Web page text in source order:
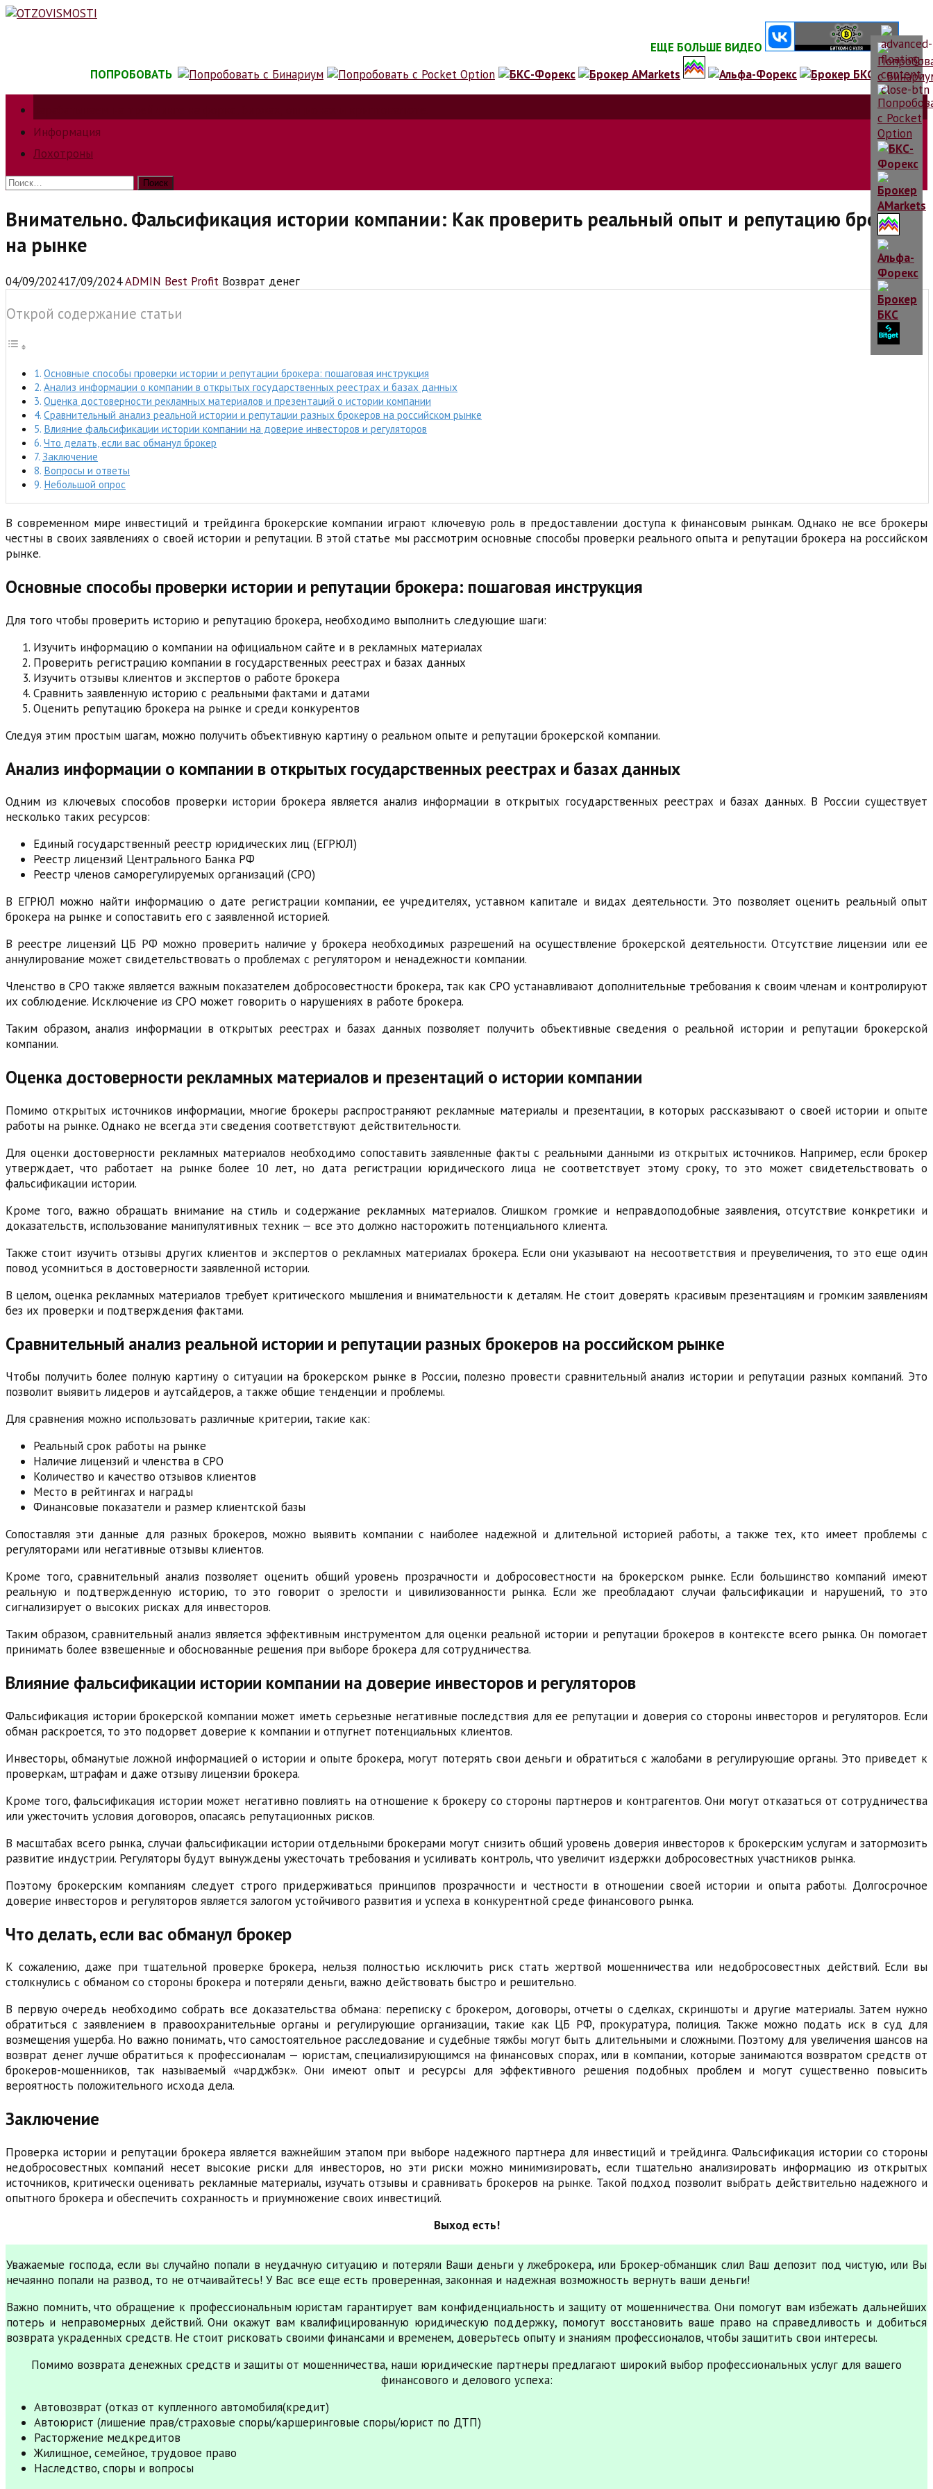
Skip
ЕЩЕ БОЛЬШЕ ВИДЕО
ПОПРОБОВАТЬ
Информация
Лохотроны
Найти:
Внимательно. Фальсификация истории компании: Как проверить реальный опыт и репутацию брокера
на рынке
04/09/202417/09/2024ADMIN Best Profit Возврат денег
Открой содержание статьи
Основные способы проверки истории и репутации брокера: пошаговая инструкция
Анализ информации о компании в открытых государственных реестрах и базах данных
Оценка достоверности рекламных материалов и презентаций о истории компании
Сравнительный анализ реальной истории и репутации разных брокеров на российском рынке
Влияние фальсификации истории компании на доверие инвесторов и регуляторов
Что делать, если вас обманул брокер
Заключение
Вопросы и ответы
Небольшой опрос
В современном мире инвестиций и трейдинга брокерские компании играют ключевую роль в предоставлении доступа к финансовым рынкам. Однако не все брокеры
честны в своих заявлениях о своей истории и репутации. В этой статье мы рассмотрим основные способы проверки реального опыта и репутации брокера на российском
рынке.
Основные способы проверки истории и репутации брокера: пошаговая инструкция
Для того чтобы проверить историю и репутацию брокера, необходимо выполнить следующие шаги:
Изучить информацию о компании на официальном сайте и в рекламных материалах
Проверить регистрацию компании в государственных реестрах и базах данных
Изучить отзывы клиентов и экспертов о работе брокера
Сравнить заявленную историю с реальными фактами и датами
Оценить репутацию брокера на рынке и среди конкурентов
Следуя этим простым шагам, можно получить объективную картину о реальном опыте и репутации брокерской компании.
Анализ информации о компании в открытых государственных реестрах и базах данных
Одним из ключевых способов проверки истории брокера является анализ информации в открытых государственных реестрах и базах данных. В России существует
несколько таких ресурсов:
Единый государственный реестр юридических лиц (ЕГРЮЛ)
Реестр лицензий Центрального Банка РФ
Реестр членов саморегулируемых организаций (СРО)
В ЕГРЮЛ можно найти информацию о дате регистрации компании, ее учредителях, уставном капитале и видах деятельности. Это позволяет оценить реальный опыт
брокера на рынке и сопоставить его с заявленной историей.
В реестре лицензий ЦБ РФ можно проверить наличие у брокера необходимых разрешений на осуществление брокерской деятельности. Отсутствие лицензии или ее
аннулирование может свидетельствовать о проблемах с регулятором и ненадежности компании.
Членство в СРО также является важным показателем добросовестности брокера, так как СРО устанавливают дополнительные требования к своим членам и контролируют
их соблюдение. Исключение из СРО может говорить о нарушениях в работе брокера.
Таким образом, анализ информации в открытых реестрах и базах данных позволяет получить объективные сведения о реальной истории и репутации брокерской
компании.
Оценка достоверности рекламных материалов и презентаций о истории компании
Помимо открытых источников информации, многие брокеры распространяют рекламные материалы и презентации, в которых рассказывают о своей истории и опыте
работы на рынке. Однако не всегда эти сведения соответствуют действительности.
Для оценки достоверности рекламных материалов необходимо сопоставить заявленные факты с реальными данными из открытых источников. Например, если брокер
утверждает, что работает на рынке более 10 лет, но дата регистрации юридического лица не соответствует этому сроку, то это может свидетельствовать о
фальсификации истории.
Кроме того, важно обращать внимание на стиль и содержание рекламных материалов. Слишком громкие и неправдоподобные заявления, отсутствие конкретики и
доказательств, использование манипулятивных техник — все это должно насторожить потенциального клиента.
Также стоит изучить отзывы других клиентов и экспертов о рекламных материалах брокера. Если они указывают на несоответствия и преувеличения, то это еще один
повод усомниться в достоверности заявленной истории.
В целом, оценка рекламных материалов требует критического мышления и внимательности к деталям. Не стоит доверять красивым презентациям и громким заявлениям
без их проверки и подтверждения фактами.
Сравнительный анализ реальной истории и репутации разных брокеров на российском рынке
Чтобы получить более полную картину о ситуации на брокерском рынке в России, полезно провести сравнительный анализ истории и репутации разных компаний. Это
позволит выявить лидеров и аутсайдеров, а также общие тенденции и проблемы.
Для сравнения можно использовать различные критерии, такие как:
Реальный срок работы на рынке
Наличие лицензий и членства в СРО
Количество и качество отзывов клиентов
Место в рейтингах и награды
Финансовые показатели и размер клиентской базы
Сопоставляя эти данные для разных брокеров, можно выявить компании с наиболее надежной и длительной историей работы, а также тех, кто имеет проблемы с
регуляторами или негативные отзывы клиентов.
Кроме того, сравнительный анализ позволяет оценить общий уровень прозрачности и добросовестности на брокерском рынке. Если большинство компаний имеют
реальную и подтвержденную историю, то это говорит о зрелости и цивилизованности рынка. Если же преобладают случаи фальсификации и нарушений, то это
сигнализирует о высоких рисках для инвесторов.
Таким образом, сравнительный анализ является эффективным инструментом для оценки реальной истории и репутации брокеров в контексте всего рынка. Он помогает
принимать более взвешенные и обоснованные решения при выборе брокера для сотрудничества.
Влияние фальсификации истории компании на доверие инвесторов и регуляторов
Фальсификация истории брокерской компании может иметь серьезные негативные последствия для ее репутации и доверия со стороны инвесторов и регуляторов. Если
обман раскроется, то это подорвет доверие к компании и отпугнет потенциальных клиентов.
Инвесторы, обманутые ложной информацией о истории и опыте брокера, могут потерять свои деньги и обратиться с жалобами в регулирующие органы. Это приведет к
проверкам, штрафам и даже отзыву лицензии брокера.
Кроме того, фальсификация истории может негативно повлиять на отношение к брокеру со стороны партнеров и контрагентов. Они могут отказаться от сотрудничества
или ужесточить условия договоров, опасаясь репутационных рисков.
В масштабах всего рынка, случаи фальсификации истории отдельными брокерами могут снизить общий уровень доверия инвесторов к брокерским услугам и затормозить
развитие индустрии. Регуляторы будут вынуждены ужесточать требования и усиливать контроль, что увеличит издержки добросовестных участников рынка.
Поэтому брокерским компаниям следует строго придерживаться принципов прозрачности и честности в отношении своей истории и опыта работы. Долгосрочное
доверие инвесторов и регуляторов является залогом устойчивого развития и успеха в конкурентной среде финансового рынка.
Что делать, если вас обманул брокер
К сожалению, даже при тщательной проверке брокера, нельзя полностью исключить риск стать жертвой мошенничества или недобросовестных действий. Если вы
столкнулись с обманом со стороны брокера и потеряли деньги, важно действовать быстро и решительно.
В первую очередь необходимо собрать все доказательства обмана: переписку с брокером, договоры, отчеты о сделках, скриншоты и другие материалы. Затем нужно
обратиться с заявлением в правоохранительные органы и регулирующие организации, такие как ЦБ РФ, прокуратура, полиция. Также можно подать иск в суд для
возмещения ущерба. Но важно понимать, что самостоятельное расследование и судебные тяжбы могут быть длительными и сложными. Поэтому для увеличения шансов на
возврат денег лучше обратиться к профессионалам — юристам, специализирующимся на финансовых спорах, или в компании, которые занимаются возвратом средств от
брокеров-мошенников, так называемый «чарджбэк». Они имеют опыт и ресурсы для эффективного решения подобных проблем и могут существенно повысить
вероятность положительного исхода дела.
Заключение
Проверка истории и репутации брокера является важнейшим этапом при выборе надежного партнера для инвестиций и трейдинга. Фальсификация истории со стороны
недобросовестных компаний несет высокие риски для инвесторов, но эти риски можно минимизировать, если тщательно анализировать информацию из открытых
источников, критически оценивать рекламные материалы, изучать отзывы и сравнивать брокеров на рынке. Такой подход позволит выбрать действительно надежного и
опытного брокера и обеспечить сохранность и приумножение своих инвестиций.
Выход есть!
Уважаемые господа, если вы случайно попали в неудачную ситуацию и потеряли Ваши деньги у лжеброкера, или Брокер-обманщик слил Ваш депозит под чистую, или Вы
нечаянно попали на развод, то не отчаивайтесь! У Вас все еще есть проверенная, законная и надежная возможность вернуть ваши деньги!
Важно помнить, что обращение к профессиональным юристам гарантирует вам конфиденциальность и защиту от мошенничества. Они помогут вам избежать дальнейших
потерь и неправомерных действий. Они окажут вам квалифицированную юридическую поддержку, помогут восстановить ваше право на справедливость и добиться
возврата украденных средств. Не стоит рисковать своими финансами и временем, доверьтесь опыту и знаниям профессионалов, чтобы защитить свои интересы.
Помимо возврата денежных средств и защиты от мошенничества, наши юридические партнеры предлагают широкий выбор профессиональных услуг для вашего
финансового и делового успеха:
Автовозврат (отказ от купленного автомобиля(кредит)
Автоюрист (лишение прав/страховые споры/каршеринговые споры/юрист по ДТП)
Расторжение медкредитов
Жилищное, семейное, трудовое право
Наследство, споры и вопросы